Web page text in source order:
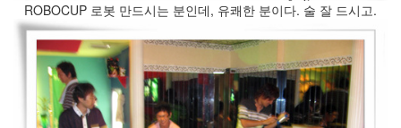
ROBOCUP 로봇 만드시는 분인데, 유쾌한 분이다. 술 잘 드시고.